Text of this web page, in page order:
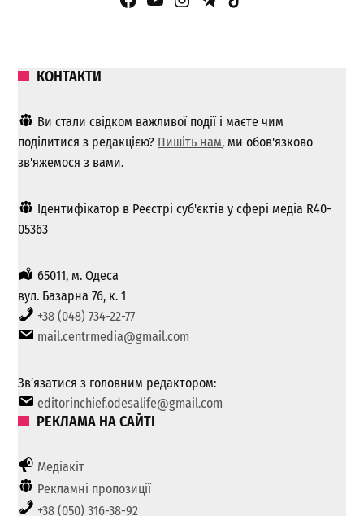
КОНТАКТИ
Ви стали свідком важливої ​​події і маєте чим
поділитися з редакцією? Пишіть нам, ми обов'язково
зв'яжемося з вами.
Ідентифікатор в Реєстрі суб'єктів у сфері медіа R40-
05363
65011, м. Одеса
вул. Базарна 76, к. 1
+38 (048) 734-22-77
mail.centrmedia@gmail.com
Зв’язатися з головним редактором:
editorinchief.odesalife@gmail.com
РЕКЛАМА НА САЙТІ
Медіакіт
Рекламні пропозиції
+38 (050) 316-38-92